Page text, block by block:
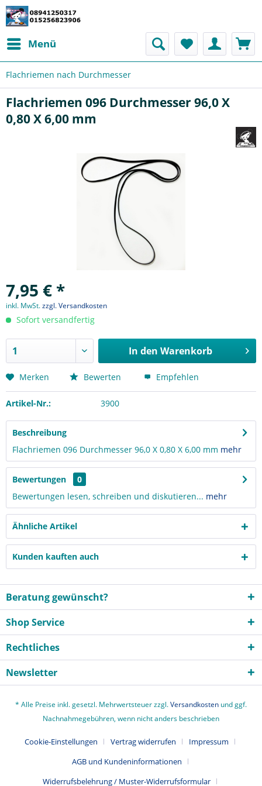
Menü
Flachriemen nach Durchmesser
Flachriemen 096 Durchmesser 96,0 X
0,80 X 6,00 mm
7,95 € *
inkl. MwSt.zzgl. Versandkosten
Sofort versandfertig
In den Warenkorb
Merken Bewerten Empfehlen
Artikel-Nr.: 3900
Beschreibung
Flachriemen 096 Durchmesser 96,0 X 0,80 X 6,00 mm mehr
Bewertungen
0
Bewertungen lesen, schreiben und diskutieren... mehr
Ähnliche Artikel
Kunden kauften auch
Beratung gewünscht?
Shop Service
Rechtliches
Newsletter
* Alle Preise inkl. gesetzl. Mehrwertsteuer zzgl.Versandkosten und ggf.
Nachnahmegebühren, wenn nicht anders beschrieben
Cookie-Einstellungen Vertrag widerrufen
Impressum
AGB und Kundeninformationen
Widerrufsbelehrung / Muster-Widerrufsformular